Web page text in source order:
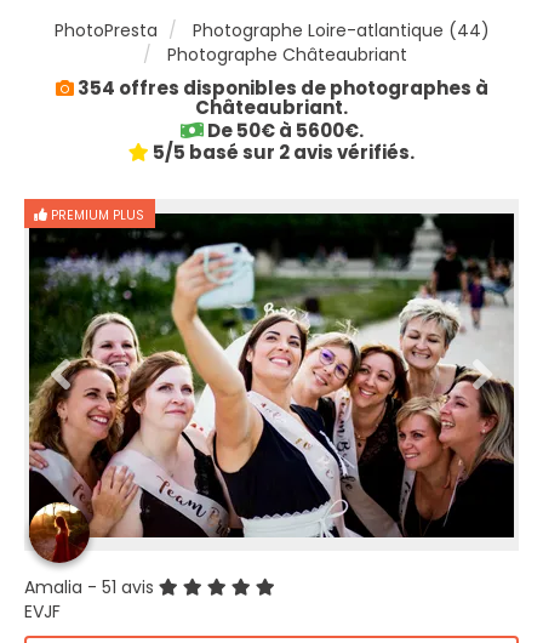
PhotoPresta
Photographe Loire-atlantique (44)
Photographe Châteaubriant
354 offres disponibles de photographes à
Châteaubriant.
De 50€ à 5600€.
5/5 basé sur 2 avis vérifiés.
PREMIUM PLUS
Amalia - 51 avis
EVJF